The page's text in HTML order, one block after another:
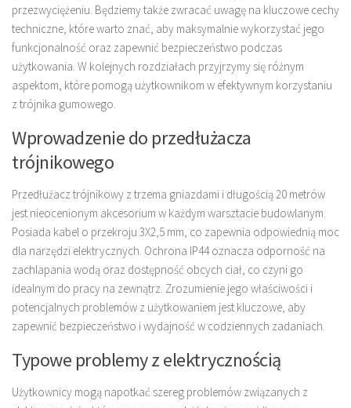
przezwyciężeniu. Będziemy także zwracać uwagę na kluczowe cechy
techniczne, które warto znać, aby maksymalnie wykorzystać jego
funkcjonalność oraz zapewnić bezpieczeństwo podczas
użytkowania. W kolejnych rozdziałach przyjrzymy się różnym
aspektom, które pomogą użytkownikom w efektywnym korzystaniu
z trójnika gumowego.
Wprowadzenie do przedłużacza
trójnikowego
Przedłużacz trójnikowy z trzema gniazdami i długością 20 metrów
jest nieocenionym akcesorium w każdym warsztacie budowlanym.
Posiada kabel o przekroju 3X2,5 mm, co zapewnia odpowiednią moc
dla narzędzi elektrycznych. Ochrona IP44 oznacza odporność na
zachlapania wodą oraz dostępność obcych ciał, co czyni go
idealnym do pracy na zewnątrz. Zrozumienie jego właściwości i
potencjalnych problemów z użytkowaniem jest kluczowe, aby
zapewnić bezpieczeństwo i wydajność w codziennych zadaniach.
Typowe problemy z elektrycznością
Użytkownicy mogą napotkać szereg problemów związanych z